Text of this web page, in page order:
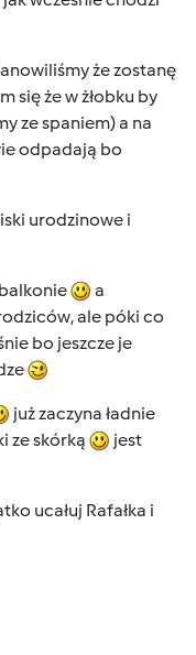
że zostanę
się że w żłobku by
ze spaniem) a na
odpadają bo
urodzinowe i
a
ale póki co
bo jeszcze je
już zaczyna ładnie
ze skórką
jest
ucałuj Rafałka i